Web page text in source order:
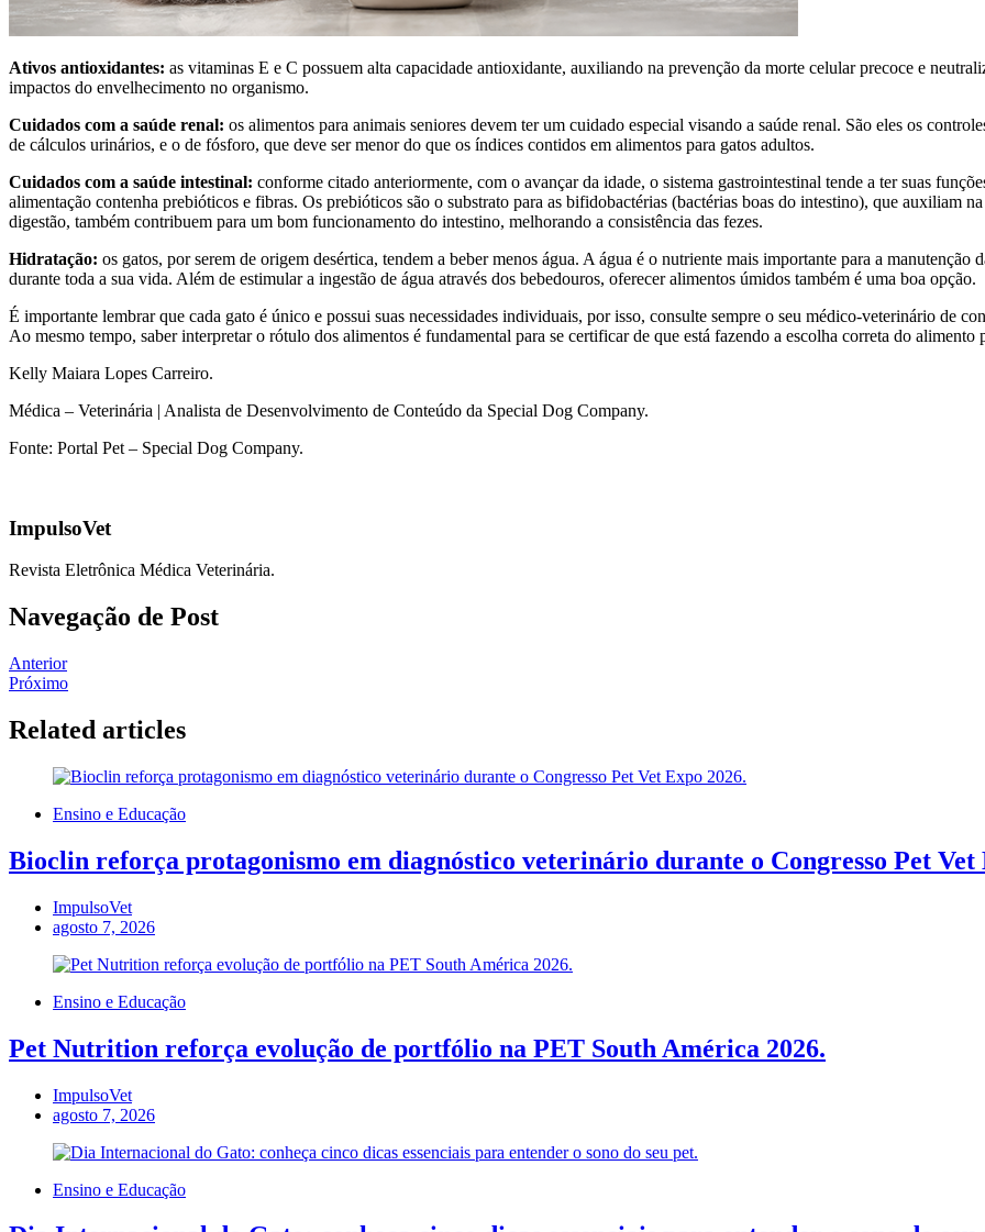
Ativos antioxidantes: as vitaminas E e C possuem alta capacidade antioxidante, auxiliando na prevenção da morte celular precoce e
impactos do envelhecimento no organismo.
Cuidados com a saúde renal: os alimentos para animais seniores devem ter um cuidado especial visando a saúde renal. São eles os
de cálculos urinários, e o de fósforo, que deve ser menor do que os índices contidos em alimentos para gatos adultos.
Cuidados com a saúde intestinal: conforme citado anteriormente, com o avançar da idade, o sistema gastrointestinal tende a ter suas
alimentação contenha prebióticos e fibras. Os prebióticos são o substrato para as bifidobactérias (bactérias boas do intestino), que auxiliam
digestão, também contribuem para um bom funcionamento do intestino, melhorando a consistência das fezes.
Hidratação: os gatos, por serem de origem desértica, tendem a beber menos água. A água é o nutriente mais importante para a
durante toda a sua vida. Além de estimular a ingestão de água através dos bebedouros, oferecer alimentos úmidos também é uma boa opção.
É importante lembrar que cada gato é único e possui suas necessidades individuais, por isso, consulte sempre o seu médico-veterinário de
Ao mesmo tempo, saber interpretar o rótulo dos alimentos é fundamental para se certificar de que está fazendo a escolha correta do alimento
Kelly Maiara Lopes Carreiro.
Médica – Veterinária | Analista de Desenvolvimento de Conteúdo da Special Dog Company.
Fonte: Portal Pet – Special Dog Company.
ImpulsoVet
Revista Eletrônica Médica Veterinária.
Navegação de Post
Anterior
Próximo
Related articles
Ensino e Educação
Bioclin reforça protagonismo em diagnóstico veterinário durante o Congresso Pet Vet
ImpulsoVet
agosto 7, 2026
Ensino e Educação
Pet Nutrition reforça evolução de portfólio na PET South América 2026.
ImpulsoVet
agosto 7, 2026
Ensino e Educação